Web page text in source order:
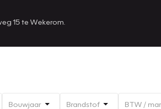
15 te Wekerom.
Bouwjaar Brandstof BTW /